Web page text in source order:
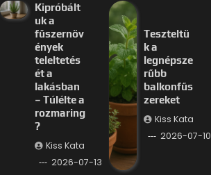
Kipróbált
uk a
fűszernöv
ények
teleltetés
ét a
lakásban
– Túlélte a
rozmaring
?
Kiss Kata
2026-07-13
Teszteltü
k a
legnépsze
rűbb
balkonfűs
zereket
Kiss Kata
2026-07-10